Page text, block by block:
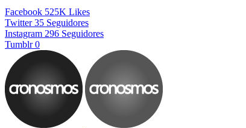
Facebook 525K Likes
Twitter 35 Seguidores
Instagram 296 Seguidores
Tumblr 0